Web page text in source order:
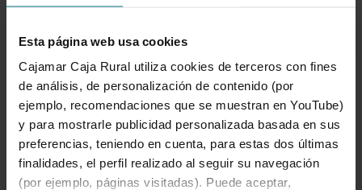
Esta página web usa cookies
Cajamar Caja Rural utiliza cookies de terceros con fines
de análisis, de personalización de contenido (por
ejemplo, recomendaciones que se muestran en YouTube)
y para mostrarle publicidad personalizada basada en sus
preferencias, teniendo en cuenta, para estas dos últimas
finalidades, el perfil realizado al seguir su navegación
(por ejemplo, páginas visitadas). Puede aceptar,
Te ayudamos
Quejas y reclamaciones
Oficinas y cajeros
Desbloqueo banca online
950 18 33 13